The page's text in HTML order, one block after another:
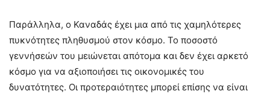
Παράλληλα, ο Καναδάς έχει μια από τις χαμηλότερες
πυκνότητες πληθυσμού στον κόσμο. Το ποσοστό
γεννήσεών του μειώνεται απότομα και δεν έχει αρκετό
κόσμο για να αξιοποιήσει τις οικονομικές του
δυνατότητες. Οι προτεραιότητες μπορεί επίσης να είναι